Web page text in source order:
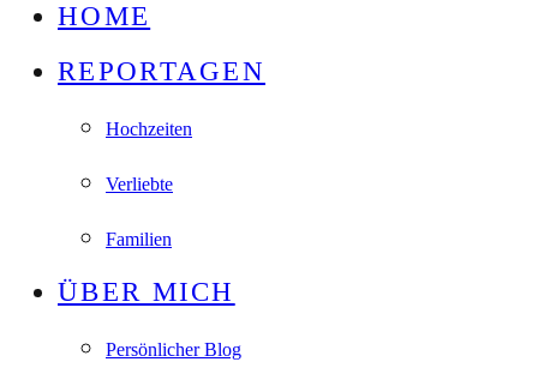
HOME
REPORTAGEN
Hochzeiten
Verliebte
Familien
ÜBER MICH
Persönlicher Blog